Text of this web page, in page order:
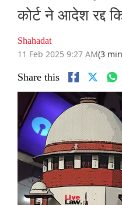
कोर्ट ने आदेश रद्द
Shahadat
11 Feb 2025 9:27 AM(3
Share this